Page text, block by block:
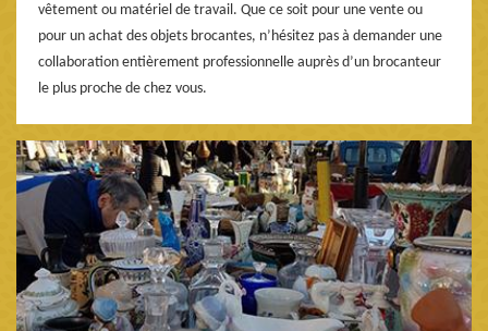
vêtement ou matériel de travail. Que ce soit pour une vente ou
pour un achat des objets brocantes, n’hésitez pas à demander une
collaboration entièrement professionnelle auprès d’un brocanteur
le plus proche de chez vous.